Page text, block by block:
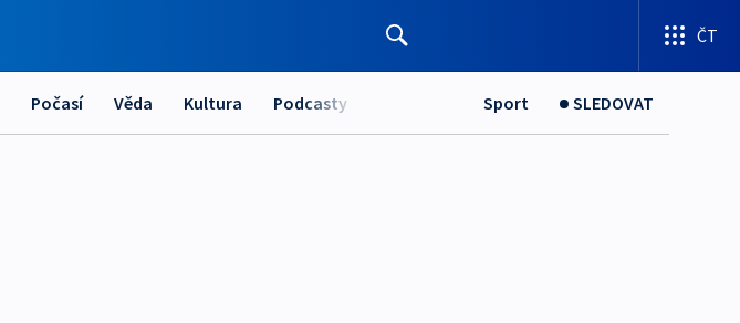
ČT
Počasí Věda Kultura Podcasty Sport SLEDOVAT